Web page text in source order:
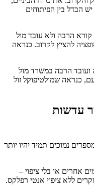
הבדל בין הפיתוחים
הרבה ולא עובד מול
להציץ לקרוב. כנראה
הרבה במשרד מול
כנראה שמולטיפוקל זול
עדשות
נמוכים תמיד יהיו יותר
אחרים או בלי ציפוי –
ללא ציפוי אנטי רפלקס.